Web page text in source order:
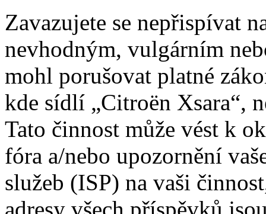
Zavazujete se nepřispívat
nevhodným, vulgárním
mohl porušovat platné
kde sídlí „Citroën Xsara“,
Tato činnost může vést k
fóra a/nebo upozornění
služeb (ISP) na vaši